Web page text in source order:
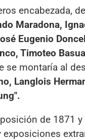
encabezada,
Maradona,
Eugenio
Timoteo
se montaría al
Langlois
de 1871